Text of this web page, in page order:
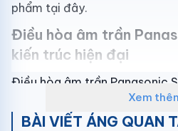
phẩm tại đây.
Điều hòa âm trần
kiến trúc hiện đại
Điều hòa âm trần Panasonic
panel màu trắng thiết kế
mang đến không gian sống
Xem
BÀI VIẾT ÁNG QUAN